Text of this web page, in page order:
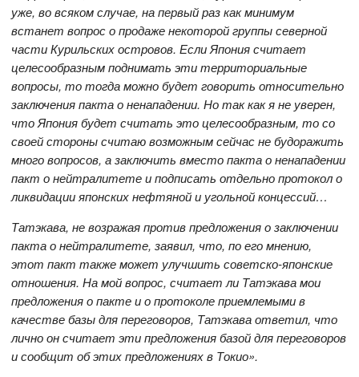
уже, во всяком случае, на первый раз как минимум
встанет вопрос о продаже некоторой группы северной
части Курильских островов. Если Япония считает
целесообразным поднимать эти территориальные
вопросы, то тогда можно будет говорить относительно
заключения пакта о ненападении. Но так как я не уверен,
что Япония будет считать это целесообразным, то со
своей стороны считаю возможным сейчас не будоражить
много вопросов, а заключить вместо пакта о ненападении
пакт о нейтралитете и подписать отдельно протокол о
ликвидации японских нефтяной и угольной концессий…
Татэкава, не возражая против предложения о заключении
пакта о нейтралитете, заявил, что, по его мнению,
этот пакт также может улучшить советско-японские
отношения. На мой вопрос, считает ли Татэкава мои
предложения о пакте и о протоколе приемлемыми в
качестве базы для переговоров, Татэкава ответил, что
лично он считает эти предложения базой для переговоров
и сообщит об этих предложениях в Токио».